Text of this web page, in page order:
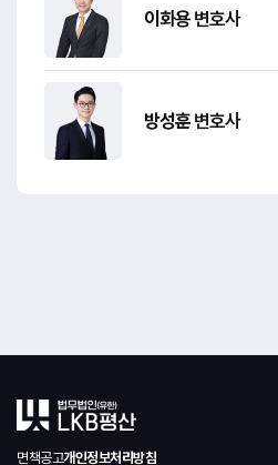
이화용 변호사
방성훈 변호사
면책공고개인정보처리방침